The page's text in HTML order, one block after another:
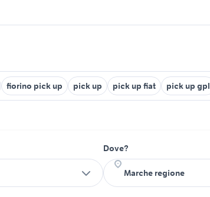
fiorino pick up pick up pick up fiat pick up gpl
Dove?